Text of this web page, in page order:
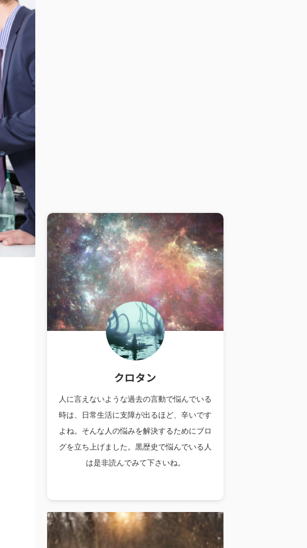
クロタン
人に言えないような過去の言動で悩んでいる
時は、日常生活に支障が出るほど、辛いです
よね。そんな人の悩みを解決するためにブロ
グを立ち上げました。黒歴史で悩んでいる人
は是非読んでみて下さいね。